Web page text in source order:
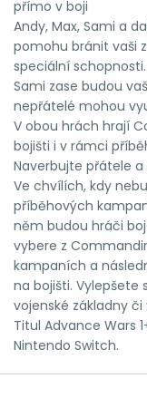
přímo v boji
Andy, Max, Sami a
pomohu bránit vaši
speciální
Sami zase budou
nepřátelé mohou
V obou hrách hrají
bojišti i v rámci
Naverbujte přátele a
Ve chvílích, kdy
příběhových
něm budou hráči
vybere z
kampaních a
na bojišti. Vylepšete
vojenské základny
Titul Advance Wars
Nintendo Switch.